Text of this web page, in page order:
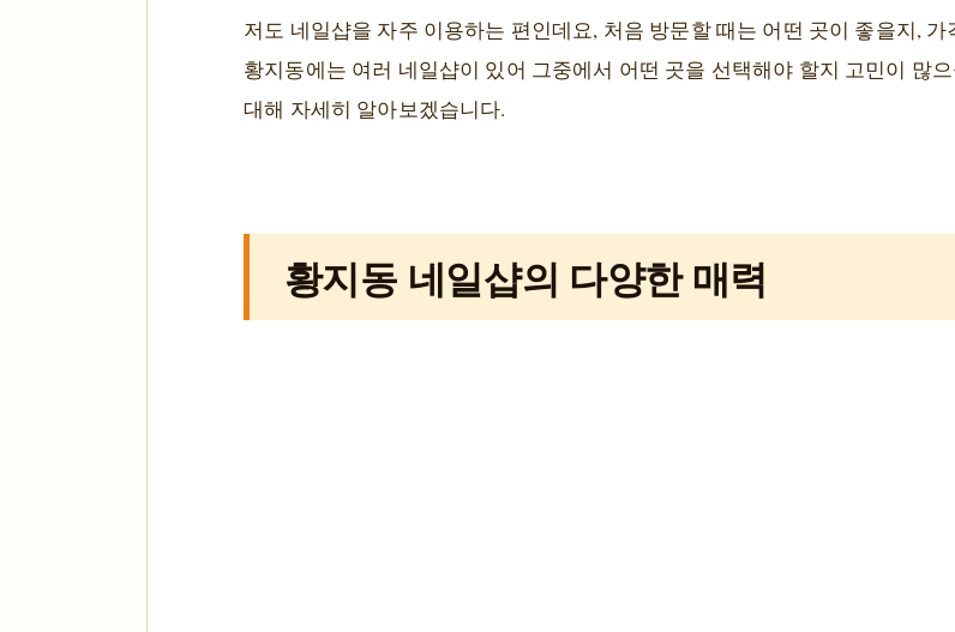
저도 네일샵을 자주 이용하는 편인데요, 처음 방문할 때는 어떤 곳이 좋을지,
황지동에는 여러 네일샵이 있어 그중에서 어떤 곳을 선택해야 할지 고민이 많
대해 자세히 알아보겠습니다.
황지동 네일샵의 다양한 매력